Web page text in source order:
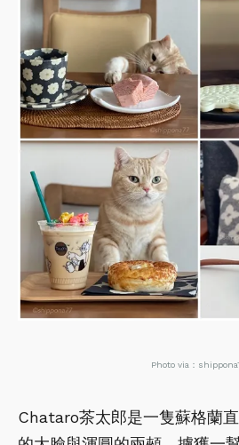
Photo via：
Chataro茶太郎是一隻蘇格蘭